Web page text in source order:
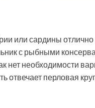
или сардины
с рыбными
нет необходимости
отвечает перловая